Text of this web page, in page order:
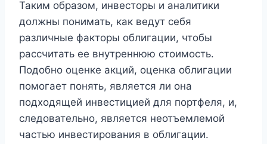
Таким образом, инвесторы и аналитики
должны понимать, как ведут себя
различные факторы облигации, чтобы
рассчитать ее внутреннюю стоимость.
Подобно оценке акций, оценка облигации
помогает понять, является ли она
подходящей инвестицией для портфеля, и,
следовательно, является неотъемлемой
частью инвестирования в облигации.